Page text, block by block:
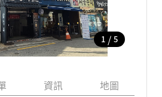
1 / 5
資訊 地圖